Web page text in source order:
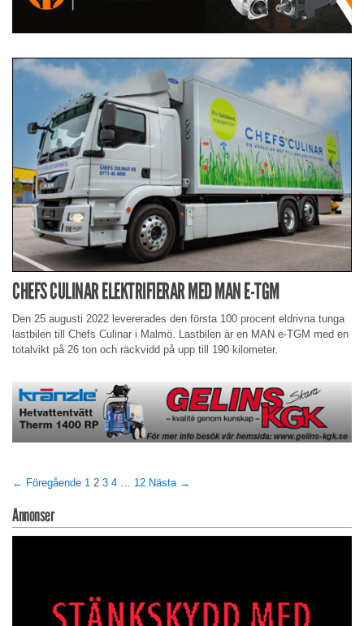
CHEFS CULINAR ELEKTRIFIERAR MED MAN E-TGM
Den 25 augusti 2022 levererades den första 100 procent eldrivna tunga
lastbilen till Chefs Culinar i Malmö. Lastbilen är en MAN e-TGM med en
totalvikt på 26 ton och räckvidd på upp till 190 kilometer.
← Föregående 1 2 3 4 … 12 Nästa →
Annonser